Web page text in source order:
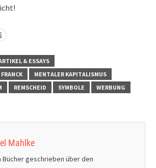
& ESSAYS
MENTALER KAPITALISMUS
REMSCHEID SYMBOLE WERBUNG
Mahlke
Bücher geschrieben über den